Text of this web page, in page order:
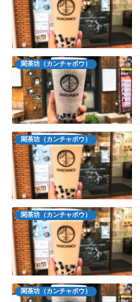
閑茶坊（カンチャボウ）
閑茶坊（カンチャボウ）
閑茶坊（カンチャボウ）
閑茶坊（カンチャボウ）